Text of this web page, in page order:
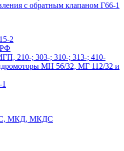
с обратным клапаном Г66-1
2
210-; 303-; 310-; 313-; 410-
МН 56/32, МГ 112/32 и
МКД, МКДС